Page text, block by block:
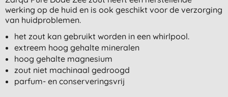
werking op de huid en is ook geschikt voor de verzorging
van huidproblemen.
het zout kan gebruikt worden in een whirlpool.
extreem hoog gehalte mineralen
hoog gehalte magnesium
zout niet machinaal gedroogd
parfum- en conserveringsvrij